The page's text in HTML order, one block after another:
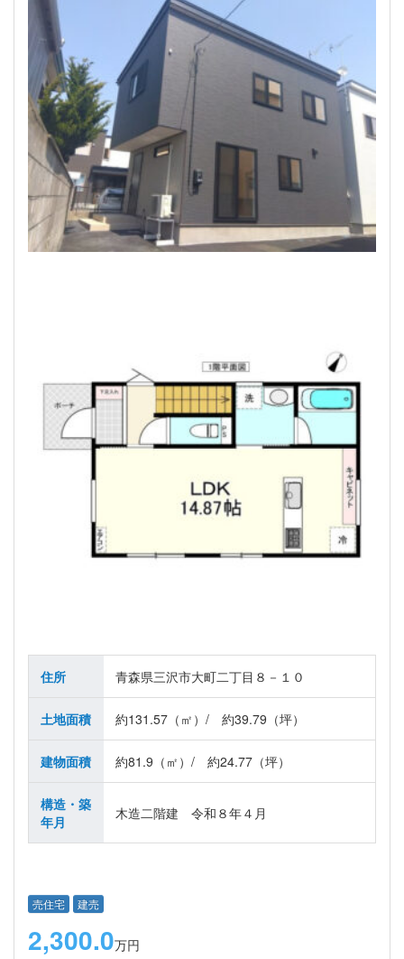
住所 青森県三沢市大町二丁目８－１０
土地面積 約131.57（㎡）/ 約39.79（坪）
建物面積 約81.9（㎡）/ 約24.77（坪）
構造・築
年月
木造二階建 令和８年４月
売住宅 建売
2,300.0万円